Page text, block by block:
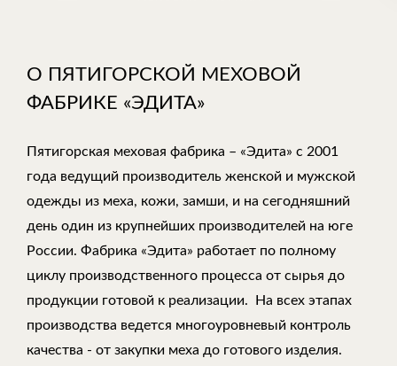
О ПЯТИГОРСКОЙ МЕХОВОЙ
ФАБРИКЕ «ЭДИТА»
Пятигорская меховая фабрика – «Эдита» с 2001
года ведущий производитель женской и мужской
одежды из меха, кожи, замши, и на сегодняшний
день один из крупнейших производителей на юге
России. Фабрика «Эдита» работает по полному
циклу производственного процесса от сырья до
продукции готовой к реализации. На всех этапах
производства ведется многоуровневый контроль
качества - от закупки меха до готового изделия.